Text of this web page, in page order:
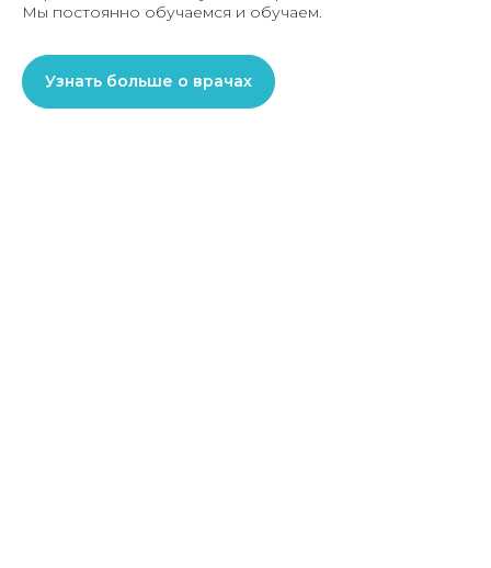
Мы постоянно обучаемся и обучаем.
Узнать больше о врачах